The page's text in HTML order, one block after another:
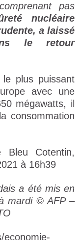
pas
nucléaire
a laissé
le retour
le plus puissant
avec une
mégawatts, il
consommation
Bleu Cotentin,
à 16h39
a été mis en
mardi © AFP –
economie-